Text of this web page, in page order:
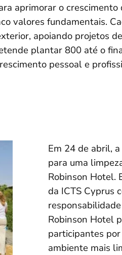
aprimorar o
valores fundamentais.
apoiando projetos
plantar 800 até o
pessoal e
Em 24 de abril,
para uma
Robinson Hotel.
da ICTS Cyprus
Robinson Hotel
participantes
ambiente mais